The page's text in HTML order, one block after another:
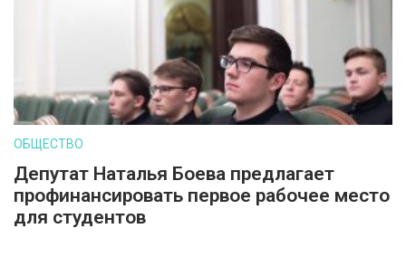
ОБЩЕСТВО
Депутат Наталья Боева предлагает
профинансировать первое рабочее место
для студентов